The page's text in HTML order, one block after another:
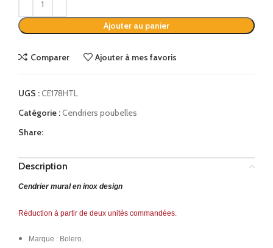
Ajouter au panier
Comparer Ajouter à mes favoris
UGS :CE178HTL
Catégorie :Cendriers poubelles
Share:
Description
Cendrier mural en inox design
Réduction à partir de deux unités commandées.
Marque : Bolero.